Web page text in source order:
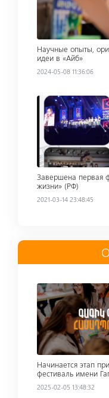
Научные опыты,
идеи в «Айб»
2024-05-08 11:36:06
Read more
Завершена первая
жизни» (РФ)
2021-03-14 23:48:45
Read more
Начинается этап
фестиваль имени
2025-02-05 13:48:32